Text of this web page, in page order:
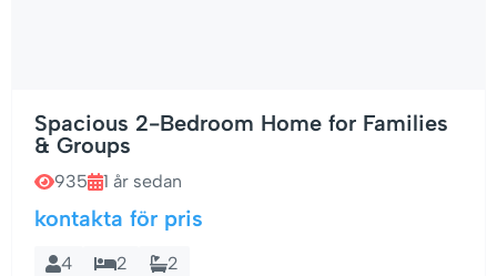
Spacious 2-Bedroom Home for Families
& Groups
935 1 år sedan
kontakta för pris
4 2 2